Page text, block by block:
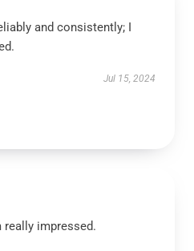
and consistently; I
Jul 15, 2024
really impressed.